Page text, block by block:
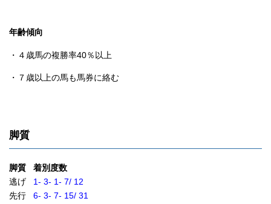
年齢傾向
・４歳馬の複勝率40％以上
・７歳以上の馬も馬券に絡む
脚質
脚質 着別度数
逃げ 1- 3- 1- 7/ 12
先行 6- 3- 7- 15/ 31